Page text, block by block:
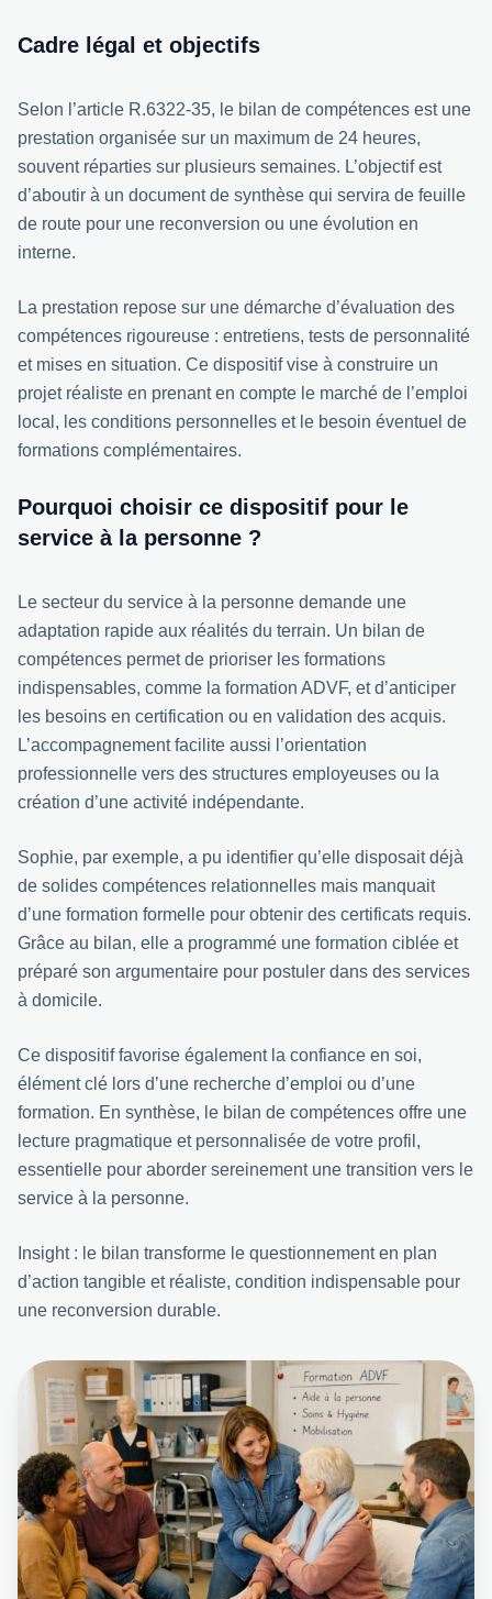
Cadre légal et objectifs
Selon l’article R.6322-35, le bilan de compétences est une
prestation organisée sur un maximum de 24 heures,
souvent réparties sur plusieurs semaines. L’objectif est
d’aboutir à un document de synthèse qui servira de feuille
de route pour une reconversion ou une évolution en
interne.
La prestation repose sur une démarche d’évaluation des
compétences rigoureuse : entretiens, tests de personnalité
et mises en situation. Ce dispositif vise à construire un
projet réaliste en prenant en compte le marché de l’emploi
local, les conditions personnelles et le besoin éventuel de
formations complémentaires.
Pourquoi choisir ce dispositif pour le
service à la personne ?
Le secteur du service à la personne demande une
adaptation rapide aux réalités du terrain. Un bilan de
compétences permet de prioriser les formations
indispensables, comme la formation ADVF, et d’anticiper
les besoins en certification ou en validation des acquis.
L’accompagnement facilite aussi l’orientation
professionnelle vers des structures employeuses ou la
création d’une activité indépendante.
Sophie, par exemple, a pu identifier qu’elle disposait déjà
de solides compétences relationnelles mais manquait
d’une formation formelle pour obtenir des certificats requis.
Grâce au bilan, elle a programmé une formation ciblée et
préparé son argumentaire pour postuler dans des services
à domicile.
Ce dispositif favorise également la confiance en soi,
élément clé lors d’une recherche d’emploi ou d’une
formation. En synthèse, le bilan de compétences offre une
lecture pragmatique et personnalisée de votre profil,
essentielle pour aborder sereinement une transition vers le
service à la personne.
Insight : le bilan transforme le questionnement en plan
d’action tangible et réaliste, condition indispensable pour
une reconversion durable.